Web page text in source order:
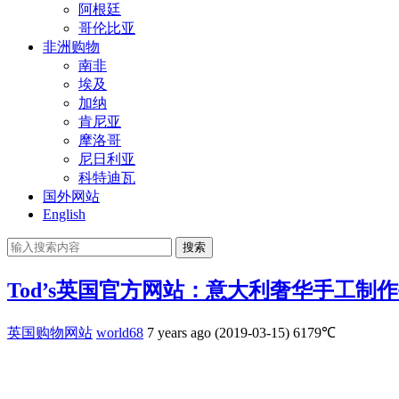
阿根廷
哥伦比亚
非洲购物
南非
埃及
加纳
肯尼亚
摩洛哥
尼日利亚
科特迪瓦
国外网站
English
搜索
Tod’s英国官方网站：意大利奢华手工制
英国购物网站 world68 7 years ago (2019-03-15) 6179℃